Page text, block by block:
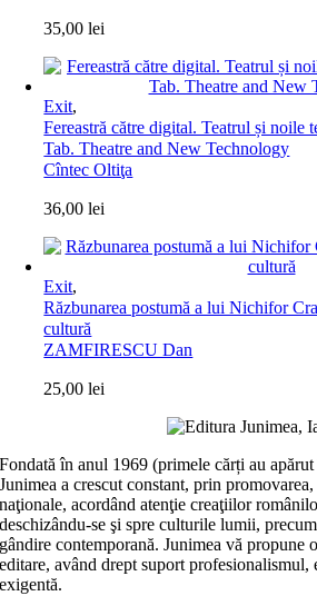
35,00lei
Exit,
Fereastră către digital. Teatrul și noile
Tab. Theatre and New Technology
Cîntec Oltiţa
36,00lei
Exit,
Răzbunarea postumă a lui Nichifor
cultură
ZAMFIRESCU Dan
25,00lei
Fondată în anul 1969 (primele cărți au
Junimea a crescut constant, prin
naţionale, acordând atenţie creaţiilor
deschizându-se şi spre culturile lumii,
gândire contemporană. Junimea vă propune
editare, având drept suport profesionalismul,
exigentă.